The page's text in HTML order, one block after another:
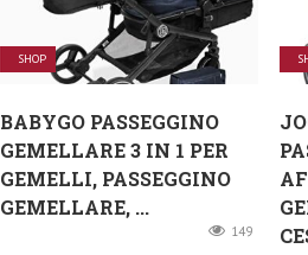
SHOP
BABYGO PASSEGGINO
GEMELLARE 3 IN 1 PER
GEMELLI, PASSEGGINO
GEMELLARE, ...
149